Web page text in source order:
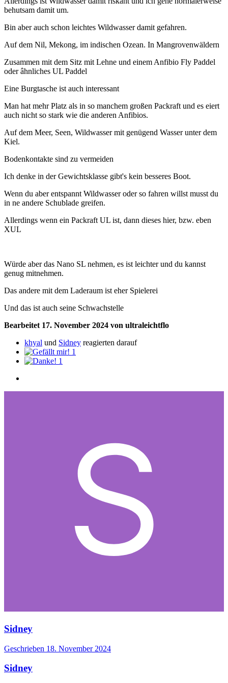
behutsam damit um.
Bin aber auch schon leichtes Wildwasser damit gefahren.
Auf dem Nil, Mekong, im indischen Ozean. In Mangrovenwäldern
Zusammen mit dem Sitz mit Lehne und einem Anfibio Fly Paddel
oder âhnliches UL Paddel
Eine Burgtasche ist auch interessant
Man hat mehr Platz als in so manchem großen Packraft und es eiert
auch nicht so stark wie die anderen Anfibios.
Auf dem Meer, Seen, Wildwasser mit genügend Wasser unter dem
Kiel.
Bodenkontakte sind zu vermeiden
Ich denke in der Gewichtsklasse gibt's kein besseres Boot.
Wenn du aber entspannt Wildwasser oder so fahren willst musst du
in ne andere Schublade greifen.
Allerdings wenn ein Packraft UL ist, dann dieses hier, bzw. eben
XUL
Würde aber das Nano SL nehmen, es ist leichter und du kannst
genug mitnehmen.
Das andere mit dem Laderaum ist eher Spielerei
Und das ist auch seine Schwachstelle
Bearbeitet 17. November 2024 von ultraleichtflo
khyal und Sidney reagierten darauf
1
1
Sidney
Geschrieben 18. November 2024
Sidney